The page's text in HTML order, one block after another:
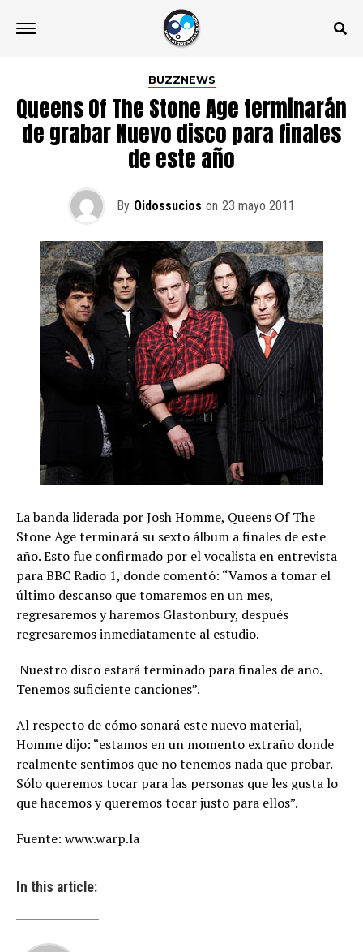
BUZZNEWS
Queens Of The Stone Age terminarán
de grabar Nuevo disco para finales
de este año
By Oidossucios on 23 mayo 2011
La banda liderada por Josh Homme, Queens Of The
Stone Age terminará su sexto álbum a finales de este
año. Esto fue confirmado por el vocalista en entrevista
para BBC Radio 1, donde comentó: “Vamos a tomar el
último descanso que tomaremos en un mes,
regresaremos y haremos Glastonbury, después
regresaremos inmediatamente al estudio.
Nuestro disco estará terminado para finales de año.
Tenemos suficiente canciones”.
Al respecto de cómo sonará este nuevo material,
Homme dijo: “estamos en un momento extraño donde
realmente sentimos que no tenemos nada que probar.
Sólo queremos tocar para las personas que les gusta lo
que hacemos y queremos tocar justo para ellos”.
Fuente: www.warp.la
In this article: